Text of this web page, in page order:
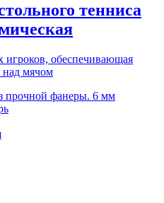
тенниса
игроков, обеспечивающая
над мячом
прочной фанеры. 6 мм